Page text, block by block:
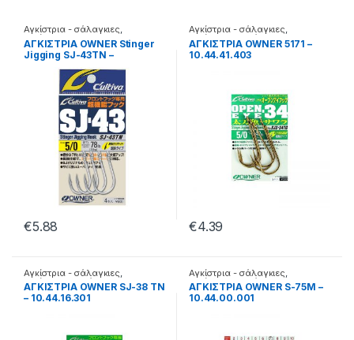
Αγκίστρια - σάλαγκιες
Αγκίστρια Jigging
ΑΓΚΙΣΤΡΙΑ OWNER Stinger
Jigging SJ-43TN –
10.44.16.705
€5.88
Αγκίστρια - σάλαγκιες
Αγκίστρια σε φάκελα
ΑΓΚΙΣΤΡΙΑ OWNER 5171 –
10.44.41.403
€4.39
Αγκίστρια - σάλαγκιες
Αγκίστρια σε φάκελα
ΑΓΚΙΣΤΡΙΑ OWNER SJ-38 TN
– 10.44.16.301
Αγκίστρια - σάλαγκιες
Αγκίστρια σε φάκελα
ΑΓΚΙΣΤΡΙΑ OWNER S-75M –
10.44.00.001